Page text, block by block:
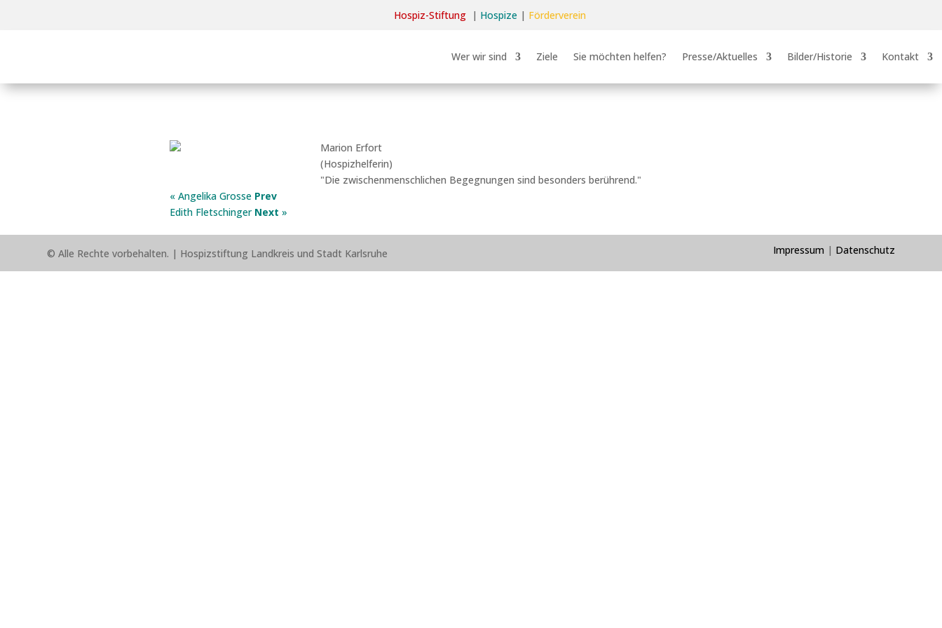
Hospiz-Stiftung | Hospize | Förderverein
Wer wir sind Ziele Sie möchten helfen? Presse/Aktuelles Bilder/Historie Kontakt
Marion Erfort
(Hospizhelferin)
"Die zwischenmenschlichen Begegnungen sind besonders berührend."
« Angelika Grosse Prev
Edith Fletschinger Next »
© Alle Rechte vorbehalten. | Hospizstiftung Landkreis und Stadt Karlsruhe Impressum | Datenschutz